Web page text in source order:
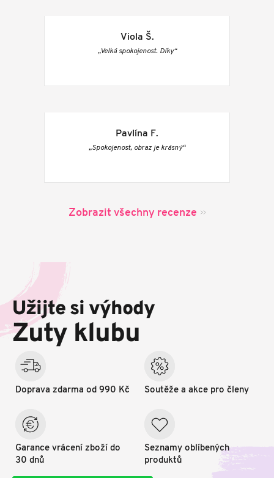
Viola Š.
„Velká spokojenost. Díky“
Pavlína F.
„Spokojenost, obraz je krásný“
Zobrazit všechny recenze
a
í
Užijte si výhody
Zuty klubu
Doprava zdarma od 990 Kč
Garance vrácení zboží do
30 dnů
Soutěže a akce pro členy
Seznamy oblíbených
produktů